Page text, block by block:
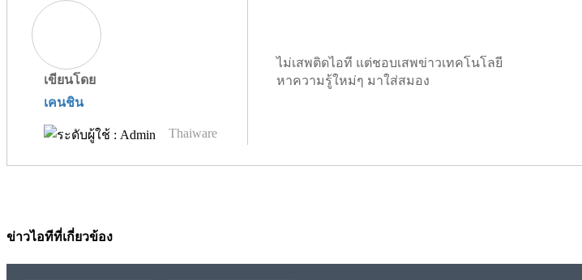
เขียนโดย
เคนชิน
Thaiware
ไม่เสพติดไอที แต่ชอบเสพข่าวเทคโนโลยี
หาความรู้ใหม่ๆ มาใส่สมอง
ข่าวไอทีที่เกี่ยวข้อง